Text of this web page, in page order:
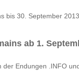
bis 30. September
ab 1.
Endungen .INFO